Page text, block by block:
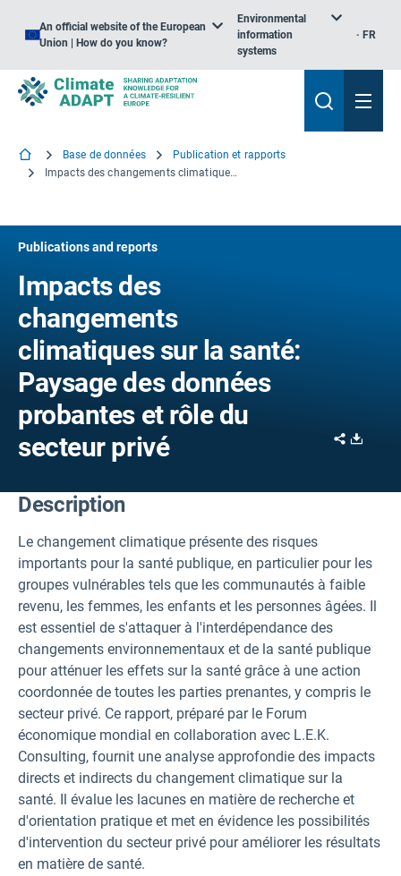
An official website of the European
Union | How do you know?
Environmental
information
systems
FR
Base de données
Publication et rapports
Impacts des changements climatiques sur la santé: Paysage des données probantes et rôle du secteur privé
Publications and reports
Impacts des
changements
climatiques sur la santé:
Paysage des données
probantes et rôle du
secteur privé
Share
Description
Le changement climatique présente des risques
importants pour la santé publique, en particulier pour les
groupes vulnérables tels que les communautés à faible
revenu, les femmes, les enfants et les personnes âgées. Il
est essentiel de s'attaquer à l'interdépendance des
changements environnementaux et de la santé publique
pour atténuer les effets sur la santé grâce à une action
coordonnée de toutes les parties prenantes, y compris le
secteur privé. Ce rapport, préparé par le Forum
économique mondial en collaboration avec L.E.K.
Consulting, fournit une analyse approfondie des impacts
directs et indirects du changement climatique sur la
santé. Il évalue les lacunes en matière de recherche et
d'orientation pratique et met en évidence les possibilités
d'intervention du secteur privé pour améliorer les résultats
en matière de santé.